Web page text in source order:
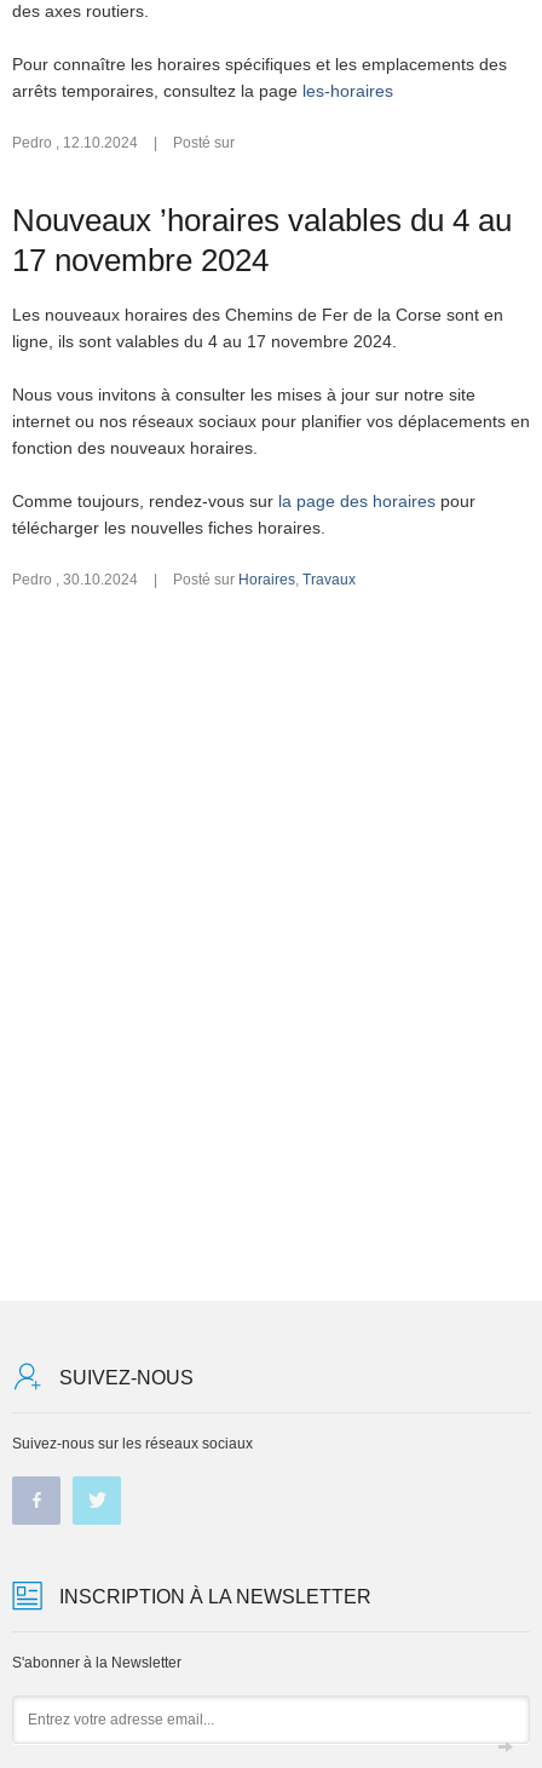
des axes routiers.
Pour connaître les horaires spécifiques et les emplacements des
arrêts temporaires, consultez la page les-horaires
Pedro , 12.10.2024 Posté sur
Nouveaux ’horaires valables du 4 au
17 novembre 2024
Les nouveaux horaires des Chemins de Fer de la Corse sont en
ligne, ils sont valables du 4 au 17 novembre 2024.
Nous vous invitons à consulter les mises à jour sur notre site
internet ou nos réseaux sociaux pour planifier vos déplacements en
fonction des nouveaux horaires.
Comme toujours, rendez-vous sur la page des horaires pour
télécharger les nouvelles fiches horaires.
Pedro , 30.10.2024 Posté sur Horaires, Travaux
SUIVEZ-NOUS
Suivez-nous sur les réseaux sociaux
INSCRIPTION À LA NEWSLETTER
S'abonner à la Newsletter